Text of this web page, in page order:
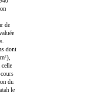
de
dont
celle
du
le